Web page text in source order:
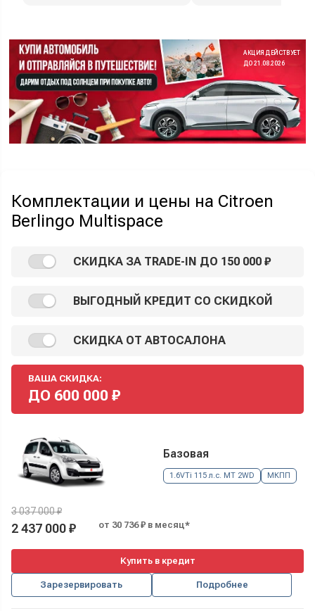
АКЦИЯ ДЕЙСТВУЕТ
ДО 21.08.2026
Комплектации и цены на Citroen
Berlingo Multispace
СКИДКА ЗА TRADE-IN ДО 150 000 ₽
ВЫГОДНЫЙ КРЕДИТ СО СКИДКОЙ
СКИДКА ОТ АВТОСАЛОНА
ВАША СКИДКА:
ДО 600 000 ₽
Базовая
1.6VTi 115 л.с. МТ 2WD МКПП
3 037 000 ₽
2 437 000 ₽ от 30 736 ₽ в месяц*
Купить в кредит
Зарезервировать Подробнее